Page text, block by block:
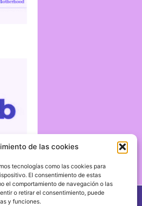
de las cookies
tecnologías como las cookies para
El consentimiento de estas
el comportamiento de navegación o las
o retirar el consentimiento, puede
y funciones.